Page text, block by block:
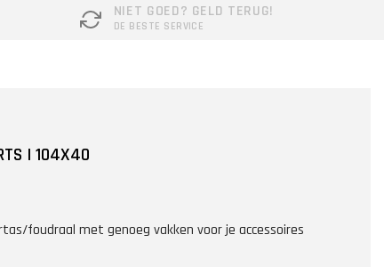
NIET GOED? GELD TERUG!
DE BESTE SERVICE
| 104X40
foudraal met genoeg vakken voor je accessoires